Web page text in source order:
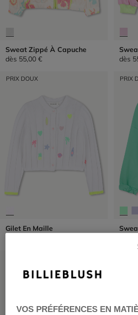
Sweat Zippé À Capuche
dès 55,00 €
dès
PRIX DOUX
Gilet En Maille
PRIX
VOS PRÉFÉRENCES EN